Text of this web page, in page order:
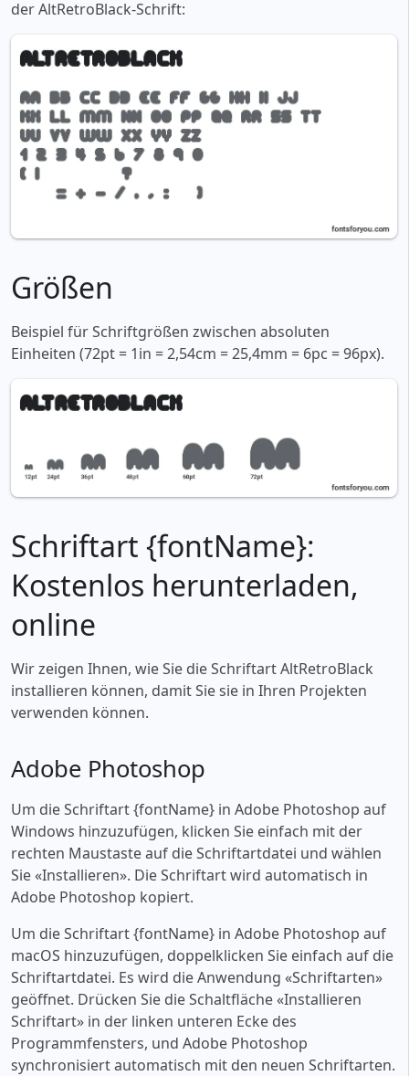
der AltRetroBlack-Schrift:
Größen
Beispiel für Schriftgrößen zwischen absoluten
Einheiten (72pt = 1in = 2,54cm = 25,4mm = 6pc = 96px).
Schriftart {fontName}:
Kostenlos herunterladen,
online
Wir zeigen Ihnen, wie Sie die Schriftart AltRetroBlack
installieren können, damit Sie sie in Ihren Projekten
verwenden können.
Adobe Photoshop
Um die Schriftart {fontName} in Adobe Photoshop auf
Windows hinzuzufügen, klicken Sie einfach mit der
rechten Maustaste auf die Schriftartdatei und wählen
Sie «‎Installieren». Die Schriftart wird automatisch in
Adobe Photoshop kopiert.
Um die Schriftart {fontName} in Adobe Photoshop auf
macOS hinzuzufügen, doppelklicken Sie einfach auf die
Schriftartdatei. Es wird die Anwendung «‎Schriftarten»
geöffnet. Drücken Sie die Schaltfläche «‎Installieren
Schriftart» in der linken unteren Ecke des
Programmfensters, und Adobe Photoshop
synchronisiert automatisch mit den neuen Schriftarten.